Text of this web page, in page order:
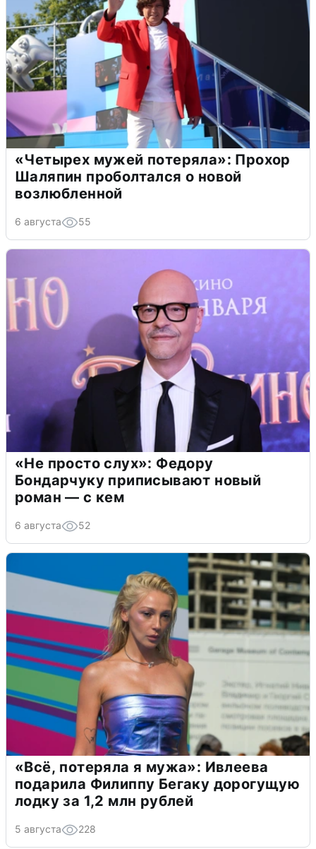
«Четырех мужей потеряла»: Прохор
Шаляпин проболтался о новой
возлюбленной
6 августа 55
«Не просто слух»: Федору
Бондарчуку приписывают новый
роман — с кем
6 августа 52
«Всё, потеряла я мужа»: Ивлеева
подарила Филиппу Бегаку дорогущую
лодку за 1,2 млн рублей
5 августа 228